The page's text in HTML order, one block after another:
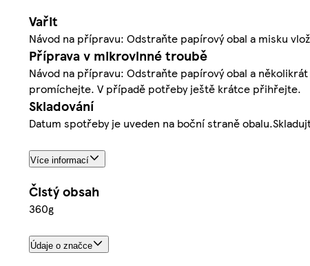
Vařit
Návod na přípravu: Odstraňte papírový obal a misku
Příprava v mikrovlnné troubě
Návod na přípravu: Odstraňte papírový obal a
promíchejte. V případě potřeby ještě krátce přihřejte.
Skladování
Datum spotřeby je uveden na boční straně
Více informací
Čistý obsah
360g
Údaje o značce